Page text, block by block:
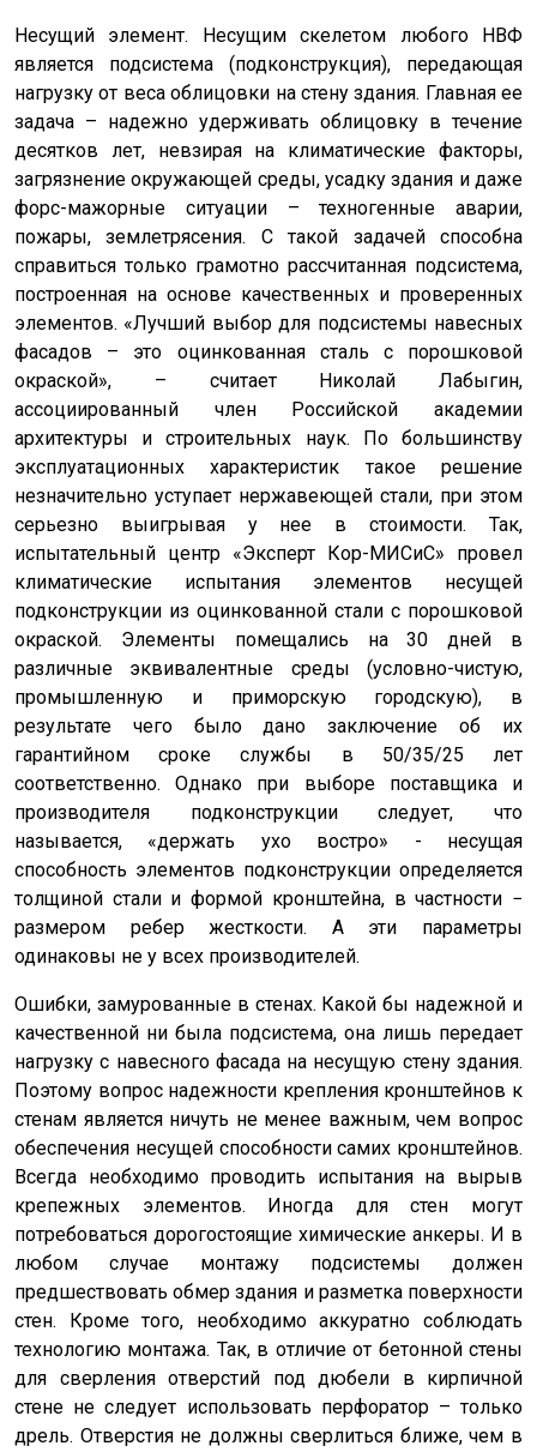
Несущий элемент. Несущим скелетом любого НВФ
является подсистема (подконструкция), передающая
нагрузку от веса облицовки на стену здания. Главная ее
задача – надежно удерживать облицовку в течение
десятков лет, невзирая на климатические факторы,
загрязнение окружающей среды, усадку здания и даже
форс-мажорные ситуации – техногенные аварии,
пожары, землетрясения. С такой задачей способна
справиться только грамотно рассчитанная подсистема,
построенная на основе качественных и проверенных
элементов. «Лучший выбор для подсистемы навесных
фасадов – это оцинкованная сталь с порошковой
окраской», – считает Николай Лабыгин,
ассоциированный член Российской академии
архитектуры и строительных наук. По большинству
эксплуатационных характеристик такое решение
незначительно уступает нержавеющей стали, при этом
серьезно выигрывая у нее в стоимости. Так,
испытательный центр «Эксперт Кор-МИСиС» провел
климатические испытания элементов несущей
подконструкции из оцинкованной стали с порошковой
окраской. Элементы помещались на 30 дней в
различные эквивалентные среды (условно-чистую,
промышленную и приморскую городскую), в
результате чего было дано заключение об их
гарантийном сроке службы в 50/35/25 лет
соответственно. Однако при выборе поставщика и
производителя подконструкции следует, что
называется, «держать ухо востро» - несущая
способность элементов подконструкции определяется
толщиной стали и формой кронштейна, в частности −
размером ребер жесткости. А эти параметры
одинаковы не у всех производителей.
Ошибки, замурованные в стенах. Какой бы надежной и
качественной ни была подсистема, она лишь передает
нагрузку с навесного фасада на несущую стену здания.
Поэтому вопрос надежности крепления кронштейнов к
стенам является ничуть не менее важным, чем вопрос
обеспечения несущей способности самих кронштейнов.
Всегда необходимо проводить испытания на вырыв
крепежных элементов. Иногда для стен могут
потребоваться дорогостоящие химические анкеры. И в
любом случае монтажу подсистемы должен
предшествовать обмер здания и разметка поверхности
стен. Кроме того, необходимо аккуратно соблюдать
технологию монтажа. Так, в отличие от бетонной стены
для сверления отверстий под дюбели в кирпичной
стене не следует использовать перфоратор – только
дрель. Отверстия не должны сверлиться ближе, чем в